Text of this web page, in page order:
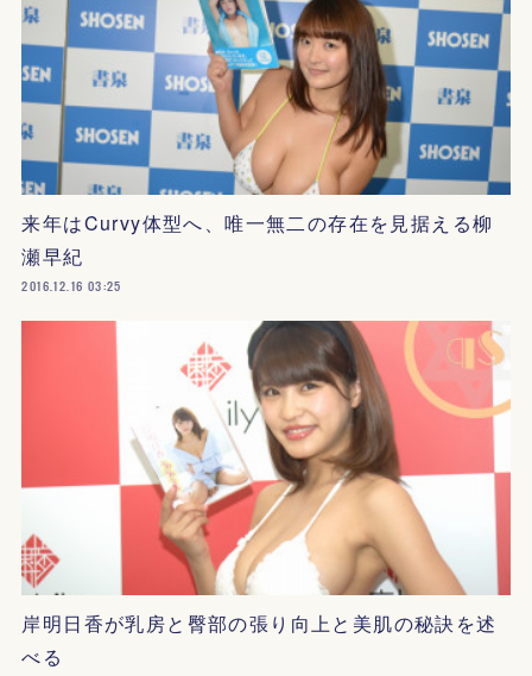
来年はCurvy体型へ、唯一無二の存在を見据える柳
瀬早紀
2016.12.16 03:25
岸明日香が乳房と臀部の張り向上と美肌の秘訣を述
べる